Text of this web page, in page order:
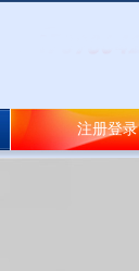
注册登录